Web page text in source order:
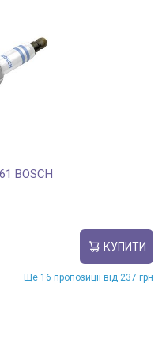
BOSCH
КУПИТИ
Ще 16 пропозиції від 237 грн